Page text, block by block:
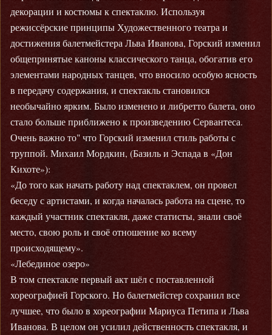
декорации и костюмы к спектаклю. Используя
режиссёрские принципы Художественного театра и
достижения балетмейстера Льва Иванова, Горский изменил
общепринятые каноны классического танца, обогатив его
элементами народных танцев, что вносило особую ясность
в передачу содержания, и спектакль становился
необычайно ярким. Было изменено и либретто балета, оно
стало больше приближено к произведению Сервантеса.
Очень важно то" что Горский изменил стиль работы с
труппой. Михаил Мордкин, (Базиль и Эспада в «Дон
Кихоте»):
«До того как начать работу над спектаклем, он провел
беседу с артистами, и когда началась работа на сцене, то
каждый участник спектакля, даже статисты, знали своё
место, свою роль и своё отношение ко всему
происходящему».
«Лебединое озеро»
В том спектакле первый акт шёл с поставленной
хореографией Горского. Но балетмейстер сохранил все
лучшее, что было в хореографии Мариуса Петипа и Льва
Иванова. В целом он усилил действенность спектакля, и